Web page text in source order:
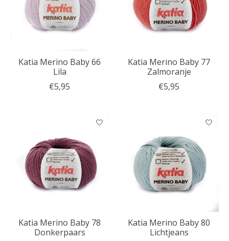
Katia Merino Baby 66
Lila
€5,95
Katia Merino Baby 77
Zalmoranje
€5,95
Katia Merino Baby 78
Donkerpaars
Katia Merino Baby 80
Lichtjeans